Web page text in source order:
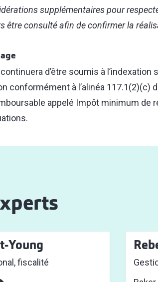
supplémentaires pour
être consulté afin de confirmer la
d’être soumis à l’indexation
conformément à l’alinéa 117.1(2)(c)
appelé Impôt minimum de
Young
fiscalité